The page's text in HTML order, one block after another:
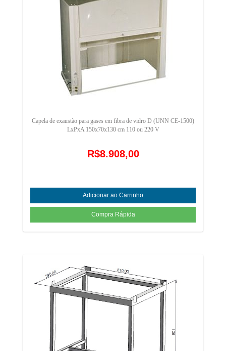
Capela de exaustão para gases em fibra de vidro D (UNN CE-1500)
LxPxA 150x70x130 cm 110 ou 220 V
R$8.908,00